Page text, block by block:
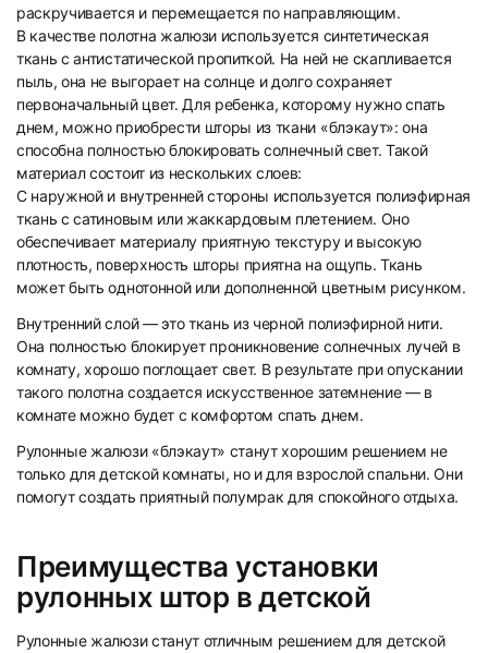
9 10
14
раскручивается и перемещается по направляющим.
В качестве полотна жалюзи используется синтетическая
ткань с антистатической пропиткой. На ней не скапливается
пыль, она не выгорает на солнце и долго сохраняет
первоначальный цвет. Для ребенка, которому нужно спать
днем, можно приобрести шторы из ткани «блэкаут»: она
способна полностью блокировать солнечный свет. Такой
материал состоит из нескольких слоев:
С наружной и внутренней стороны используется полиэфирная
ткань с сатиновым или жаккардовым плетением. Оно
обеспечивает материалу приятную текстуру и высокую
плотность, поверхность шторы приятна на ощупь. Ткань
может быть однотонной или дополненной цветным рисунком.
Внутренний слой — это ткань из черной полиэфирной нити.
Она полностью блокирует проникновение солнечных лучей в
комнату, хорошо поглощает свет. В результате при опускании
такого полотна создается искусственное затемнение — в
комнате можно будет с комфортом спать днем.
Рулонные жалюзи «блэкаут» станут хорошим решением не
только для детской комнаты, но и для взрослой спальни. Они
помогут создать приятный полумрак для спокойного отдыха.
Преимущества установки
рулонных штор в детской
Рулонные жалюзи станут отличным решением для детской